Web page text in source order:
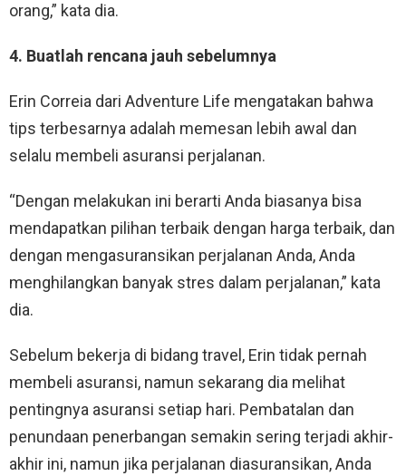
orang,” kata dia.
4. Buatlah rencana jauh sebelumnya
Erin Correia dari Adventure Life mengatakan bahwa
tips terbesarnya adalah memesan lebih awal dan
selalu membeli asuransi perjalanan.
“Dengan melakukan ini berarti Anda biasanya bisa
mendapatkan pilihan terbaik dengan harga terbaik, dan
dengan mengasuransikan perjalanan Anda, Anda
menghilangkan banyak stres dalam perjalanan,” kata
dia.
Sebelum bekerja di bidang travel, Erin tidak pernah
membeli asuransi, namun sekarang dia melihat
pentingnya asuransi setiap hari. Pembatalan dan
penundaan penerbangan semakin sering terjadi akhir-
akhir ini, namun jika perjalanan diasuransikan, Anda